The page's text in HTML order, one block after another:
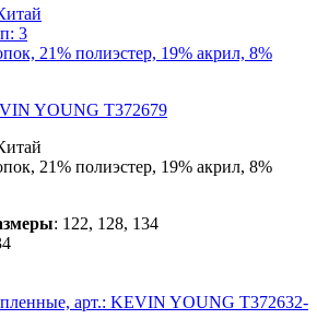
3
21% полиэстер, 19% акрил, 8%
YOUNG T372679
21% полиэстер, 19% акрил, 8%
: 122, 128, 134